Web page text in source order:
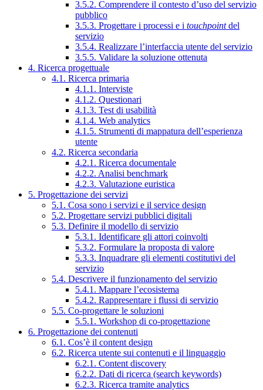
3.5.2. Comprendere il contesto d’uso del servizio
pubblico
3.5.3. Progettare i processi e i touchpointdel
servizio
3.5.4. Realizzare l’interfaccia utente del servizio
3.5.5. Validare la soluzione ottenuta
4. Ricerca progettuale
4.1. Ricerca primaria
4.1.1. Interviste
4.1.2. Questionari
4.1.3. Test di usabilità
4.1.4. Web analytics
4.1.5. Strumenti di mappatura dell’esperienza
utente
4.2. Ricerca secondaria
4.2.1. Ricerca documentale
4.2.2. Analisi benchmark
4.2.3. Valutazione euristica
5. Progettazione dei servizi
5.1. Cosa sono i servizi e il service design
5.2. Progettare servizi pubblici digitali
5.3. Definire il modello di servizio
5.3.1. Identificare gli attori coinvolti
5.3.2. Formulare la proposta di valore
5.3.3. Inquadrare gli elementi costitutivi del
servizio
5.4. Descrivere il funzionamento del servizio
5.4.1. Mappare l’ecosistema
5.4.2. Rappresentare i flussi di servizio
5.5. Co-progettare le soluzioni
5.5.1. Workshop di co-progettazione
6. Progettazione dei contenuti
6.1. Cos’è il content design
6.2. Ricerca utente sui contenuti e il linguaggio
6.2.1. Content discovery
6.2.2. Dati di ricerca (search keywords)
6.2.3. Ricerca tramite analytics